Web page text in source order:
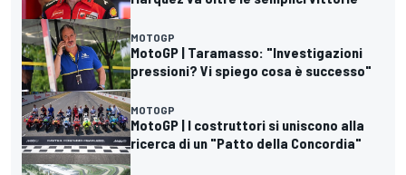
MOTOGP
MotoGP | Taramasso: "Investigazioni
pressioni? Vi spiego cosa è successo"
MOTOGP
MotoGP | I costruttori si uniscono alla
ricerca di un "Patto della Concordia"